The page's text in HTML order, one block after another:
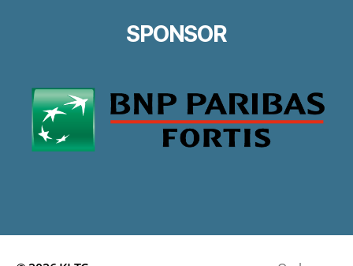
SPONSOR